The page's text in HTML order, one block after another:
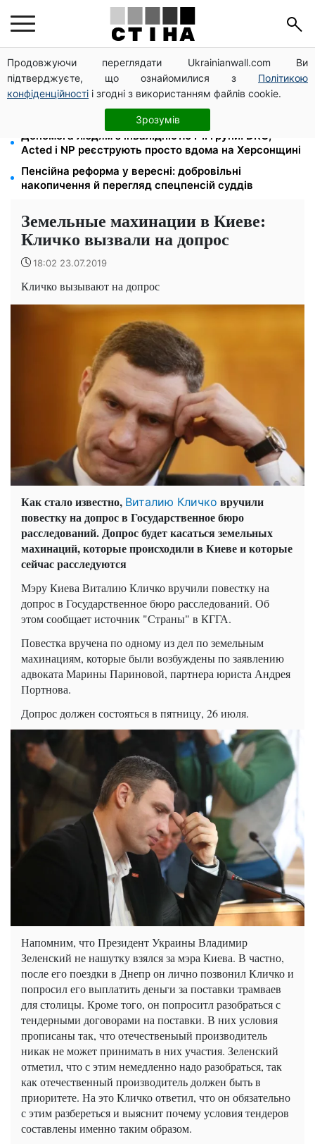
Продовжуючи переглядати Ukrainianwall.com Ви
підтверджуєте, що ознайомилися з Політикою
конфіденційності і згодні з використанням файлів cookie.
Зрозумів
Цифровізація справ і ВЛК: юрист Танасійчук — чому
перевірки ТЦК не працюють без зміни системи
200+ тисяч у СЗЧ, мільйони в розшуку: Федоров
розкрив план реформи мобілізації та ТЦК
Допомога людям з інвалідністю I-II групи: DRC,
Acted і NP реєструють просто вдома на Херсонщині
Пенсійна реформа у вересні: добровільні
накопичення й перегляд спецпенсій суддів
Земельные махинации в Киеве:
Кличко вызвали на допрос
18:02 23.07.2019
Кличко вызывают на допрос
Как стало известно, Виталию Кличко вручили
повестку на допрос в Государственное бюро
расследований. Допрос будет касаться земельных
махинаций, которые происходили в Киеве и которые
сейчас расследуются
Мэру Киева Виталию Кличко вручили повестку на
допрос в Государственное бюро расследований. Об
этом сообщает источник "Страны" в КГГА.
Повестка вручена по одному из дел по земельным
махинациям, которые были возбуждены по заявлению
адвоката Марины Париновой, партнера юриста Андрея
Портнова.
Допрос должен состояться в пятницу, 26 июля.
Напомним, что Президент Украины Владимир
Зеленский не нашутку взялся за мэра Киева. В частно,
после его поездки в Днепр он лично позвонил Кличко и
попросил его выплатить деньги за поставки трамваев
для столицы. Кроме того, он попроситл разобраться с
тендерными договорами на поставки. В них условия
прописаны так, что отечественыый производитель
никак не может принимать в них участия. Зеленский
отметил, что с этим немедленно надо разобраться, так
как отечественный производитель должен быть в
приоритете. На это Кличко ответил, что он обязательно
с этим разбереться и выяснит почему условия тендеров
составлены именно таким образом.